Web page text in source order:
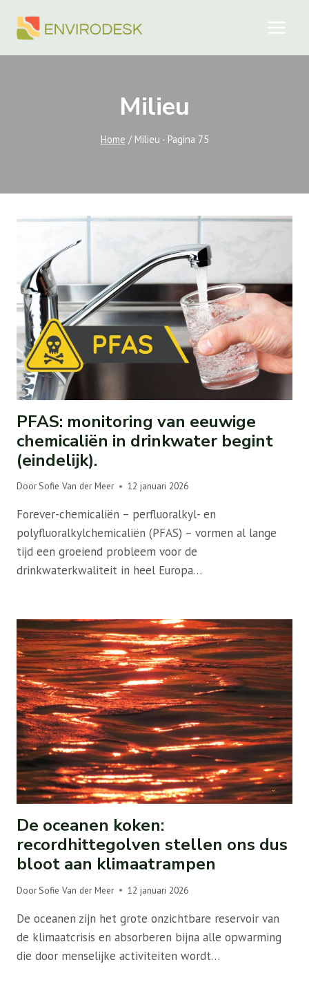
naar
Milieu
Home / Milieu - Pagina 75
PFAS: monitoring van eeuwige
chemicaliën in drinkwater begint
(eindelijk).
DoorSofie Van der Meer 12 januari 2026
Forever-chemicaliën – perfluoralkyl- en
polyfluoralkylchemicaliën (PFAS) – vormen al lange
tijd een groeiend probleem voor de
drinkwaterkwaliteit in heel Europa…
De oceanen koken:
recordhittegolven stellen ons dus
bloot aan klimaatrampen
Door Sofie Van der Meer 12 januari 2026
De oceanen zijn het grote onzichtbare reservoir van
de klimaatcrisis en absorberen bijna alle opwarming
die door menselijke activiteiten wordt…